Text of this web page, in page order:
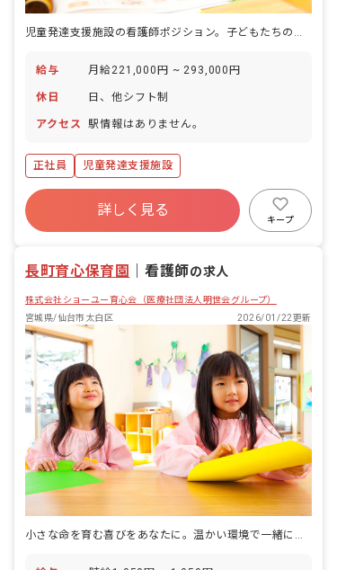
児童発達支援施設の看護師ポジション。子どもたちの健康を守る専門職として正社員で働けます。
給与 月給221,000円 ~ 293,000円
休日 日、他シフト制
アクセス 駅情報はありません。
正社員 児童発達支援施設
詳しく見る
キープ
長町育心保育園 ｜看護師の求人
株式会社ショーユー育心会（医療社団法人明世会グループ）
宮城県/仙台市太白区
2026/01/22更新